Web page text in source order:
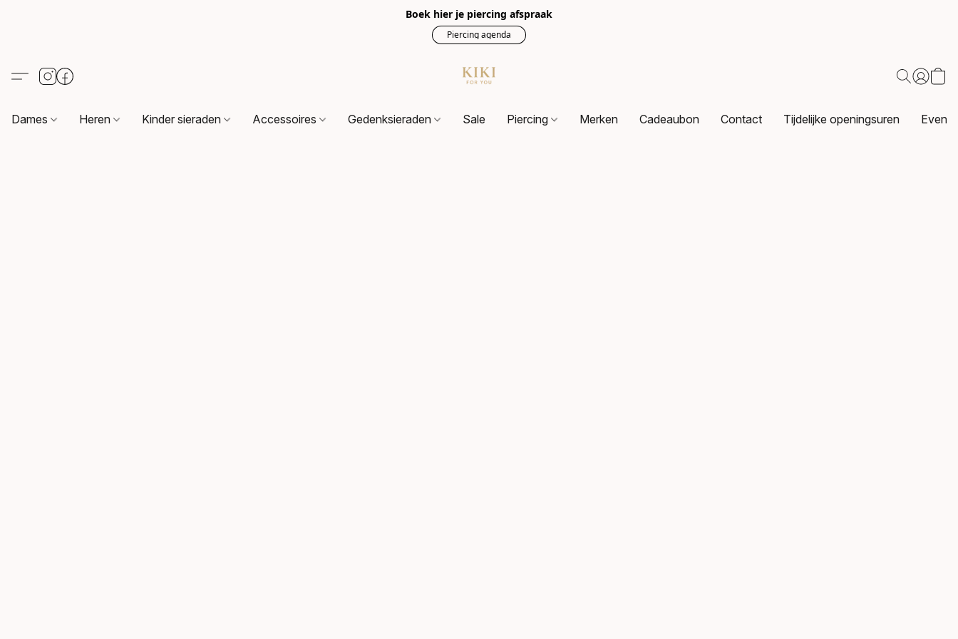
Boek hier je piercing afspraak
Piercing agenda
Dames Heren Kinder sieraden Accessoires Gedenksieraden Sale Piercing Merken Cadeaubon Contact Tijdelijke openingsuren Events